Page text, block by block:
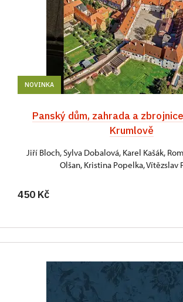
NOVINKA
Panský dům, zahrada a
Krumlově
Jiří Bloch, Sylva Dobalová, Karel Kašák,
Olšan, Kristina Popelka, Vítězslav
450 Kč